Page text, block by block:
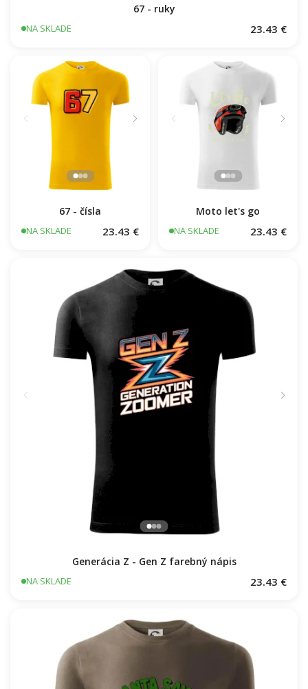
67 - ruky
NA SKLADE 23.43 €
67 - čísla
NA SKLADE 23.43 €
Moto let's go
NA SKLADE 23.43 €
Generácia Z - Gen Z farebný nápis
NA SKLADE 23.43 €